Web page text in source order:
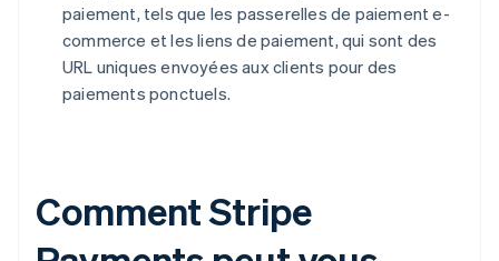
paiement, tels que les passerelles de paiement e-
commerce et les liens de paiement, qui sont des
URL uniques envoyées aux clients pour des
paiements ponctuels.
Comment Stripe